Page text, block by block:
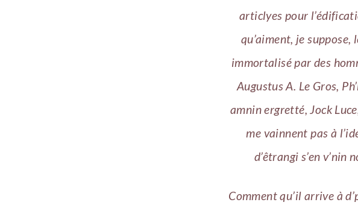
articlyes pour
qu’aiment, je suppose,
immortalisé par des
Augustus A. Le Gros,
amnin ergretté, Jock
me vainnent pas à
d’êtrangi s’en v’nin
Comment qu’il arrive à